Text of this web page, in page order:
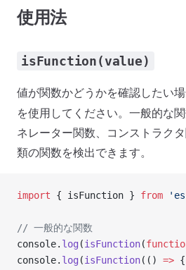
使用法
isFunction(value)
値が関数かどうかを確認したい
を使用してください。一般的な
ネレーター関数、コンストラク
類の関数を検出できます。
import { isFunction } from
// 一般的な関数
console. log (isFunction(
console. log (isFunction(() =>